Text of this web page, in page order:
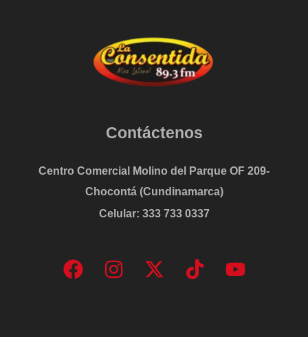
Contáctenos
Centro Comercial Molino del Parque OF 209-
Chocontá (Cundinamarca)
Celular: 333 733 0337